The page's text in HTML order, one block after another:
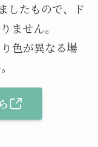
したもので、ド
ません。
色が異なる場